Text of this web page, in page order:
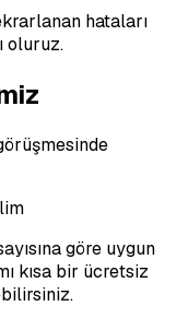
hataları
oluruz.
göre uygun
kısa bir ücretsiz